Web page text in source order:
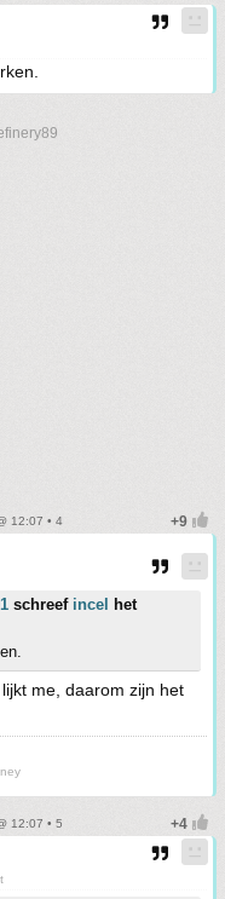
12:07 • 4
schreef incel
het
me, daarom zijn het
12:07 • 5